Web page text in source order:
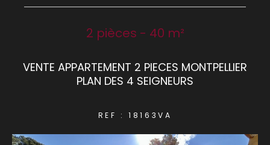
2 pièces - 40 m²
VENTE APPARTEMENT 2 PIECES MONTPELLIER
PLAN DES 4 SEIGNEURS
REF : 18163VA
NOUVEAUTÉS